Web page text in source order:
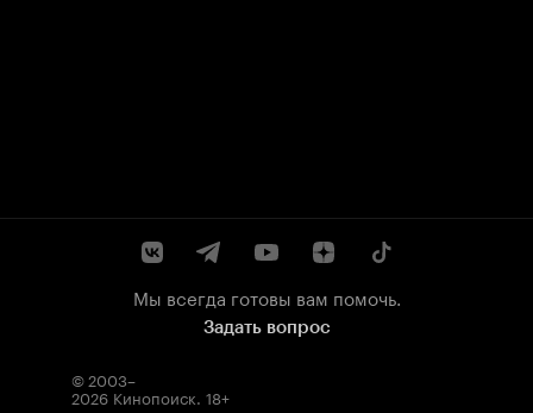
Мы всегда готовы вам помочь.
Задать вопрос
© 2003–
2026 Кинопоиск. 18+